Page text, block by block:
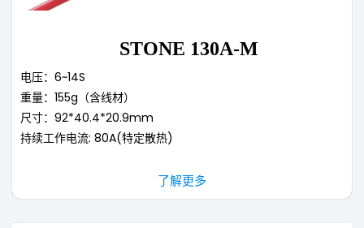
STONE 130A-M
电压：6~14S
重量：155g（含线材）
尺寸：92*40.4*20.9mm
持续工作电流: 80A(特定散热)
了解更多